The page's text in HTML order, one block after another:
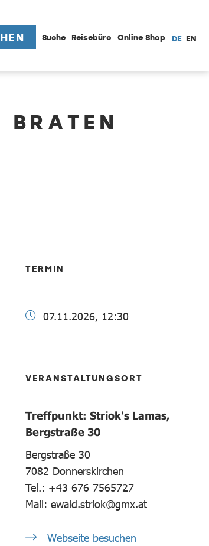
Suche Reisebüro Online Shop DE EN
TERMIN
07.11.2026, 12:30
VERANSTALTUNGSORT
Treffpunkt: Striok's Lamas,
Bergstraße 30
Bergstraße 30
7082 Donnerskirchen
Tel.: +43 676 7565727
Mail: ewald.striok@gmx.at
Webseite besuchen